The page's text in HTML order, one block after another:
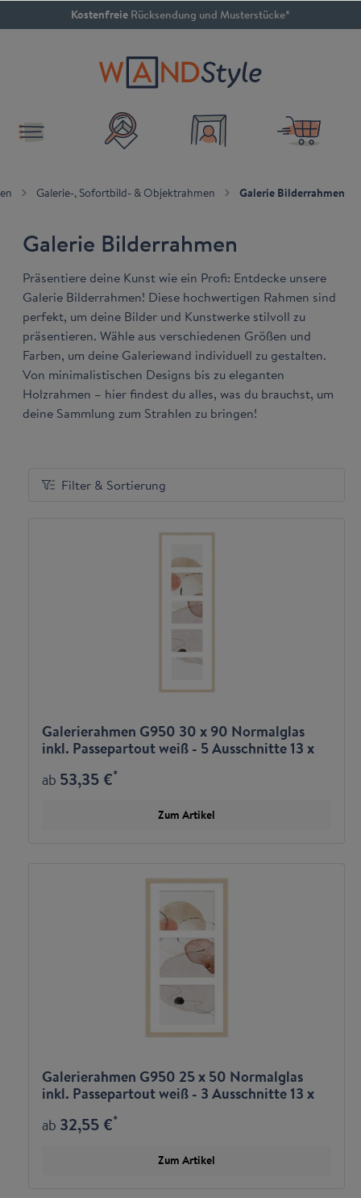
springenKostenfreie Rücksendung und Musterstücke*
Galerie-, Sofortbild- & Objektrahmen Galerie Bilderrahmen
Galerie Bilderrahmen
Präsentiere deine Kunst wie ein Profi: Entdecke unsere
Galerie Bilderrahmen! Diese hochwertigen Rahmen sind
perfekt, um deine Bilder und Kunstwerke stilvoll zu
präsentieren. Wähle aus verschiedenen Größen und
Farben, um deine Galeriewand individuell zu gestalten.
Von minimalistischen Designs bis zu eleganten
Holzrahmen – hier findest du alles, was du brauchst, um
deine Sammlung zum Strahlen zu bringen!
Filter & Sortierung
Galerierahmen G950 30 x 90 Normalglas
inkl. Passepartout weiß - 5 Ausschnitte 13 x
ab 53,35 €*
Zum Artikel
Galerierahmen G950 25 x 50 Normalglas
inkl. Passepartout weiß - 3 Ausschnitte 13 x
ab 32,55 €*
Zum Artikel